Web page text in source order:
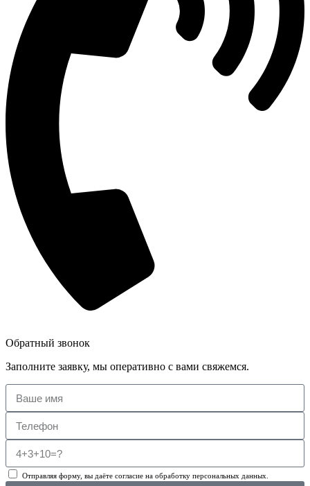
Обратный звонок
Заполните заявку, мы оперативно с вами свяжемся.
Отправляя форму, вы даёте согласие на обработку персональных данных.